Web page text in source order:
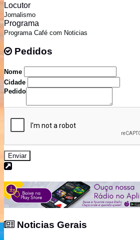
Locutor
Jornalismo
Programa
Programa Café com Noticias
Pedidos
Nome
Cidade
Pedido
Enviar
Noticias Gerais